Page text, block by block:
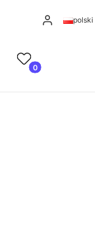
Zaloguj się
polski
Ulubione
Produkty w
Koszyk